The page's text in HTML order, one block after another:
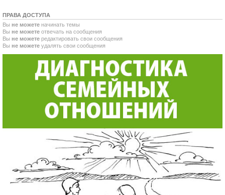
ПРАВА ДОСТУПА
Вы не можете начинать темы
Вы не можете отвечать на сообщения
Вы не можете редактировать свои сообщения
Вы не можете удалять свои сообщения